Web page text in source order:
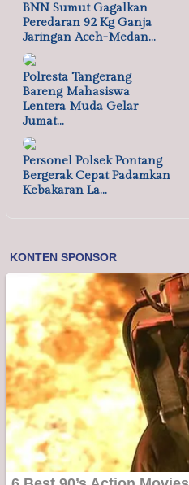
BNN Sumut Gagalkan
Peredaran 92 Kg Ganja
Jaringan Aceh-Medan…
Polresta Tangerang
Bareng Mahasiswa
Lentera Muda Gelar
Jumat…
Personel Polsek Pontang
Bergerak Cepat Padamkan
Kebakaran La…